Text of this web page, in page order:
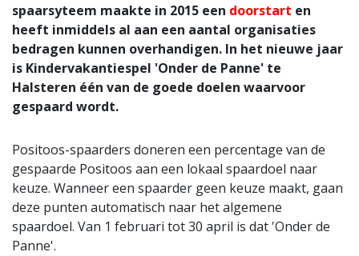
spaarsyteem maakte in 2015 een doorstart en
heeft inmiddels al aan een aantal organisaties
bedragen kunnen overhandigen. In het nieuwe jaar
is Kindervakantiespel 'Onder de Panne' te
Halsteren één van de goede doelen waarvoor
gespaard wordt.
Positoos-spaarders doneren een percentage van de
gespaarde Positoos aan een lokaal spaardoel naar
keuze. Wanneer een spaarder geen keuze maakt, gaan
deze punten automatisch naar het algemene
spaardoel. Van 1 februari tot 30 april is dat 'Onder de
Panne'.